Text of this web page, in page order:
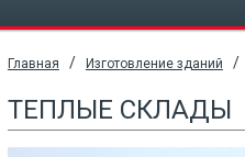
Главная / Изготовление зданий /
ТЕПЛЫЕ СКЛАДЫ